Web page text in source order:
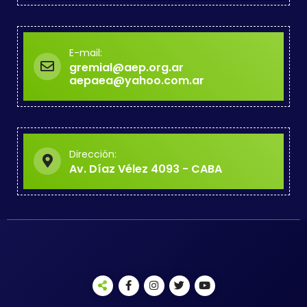
E-mail:
gremial@aep.org.ar
aepaea@yahoo.com.ar
Dirección:
Av. Díaz Vélez 4093 - CABA